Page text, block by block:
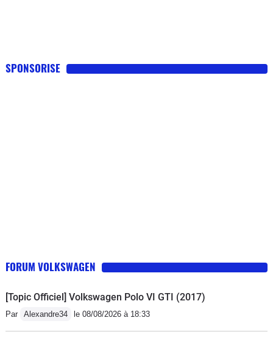
SPONSORISE
FORUM VOLKSWAGEN
[Topic Officiel] Volkswagen Polo VI GTI (2017)
Par Alexandre34 le 08/08/2026 à 18:33